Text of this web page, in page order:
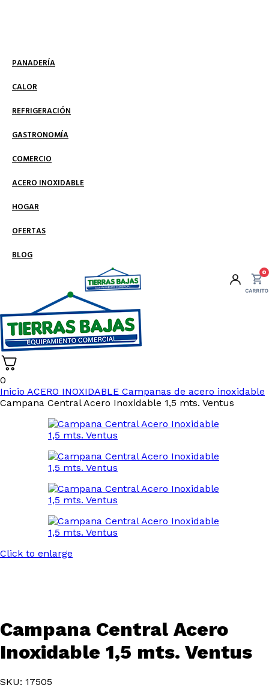
PANADERÍA
CALOR
REFRIGERACIÓN
GASTRONOMÍA
COMERCIO
ACERO INOXIDABLE
HOGAR
OFERTAS
BLOG
0
0
Inicio ACERO INOXIDABLE Campanas de acero inoxidable
Campana Central Acero Inoxidable 1,5 mts. Ventus
Click to enlarge
Campana Central Acero
Inoxidable 1,5 mts. Ventus
SKU: 17505